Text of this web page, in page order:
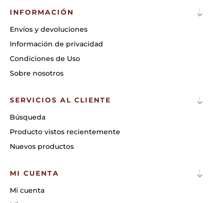
INFORMACIÓN
Envíos y devoluciones
Información de privacidad
Condiciones de Uso
Sobre nosotros
SERVICIOS AL CLIENTE
Búsqueda
Producto vistos recientemente
Nuevos productos
MI CUENTA
Mi cuenta